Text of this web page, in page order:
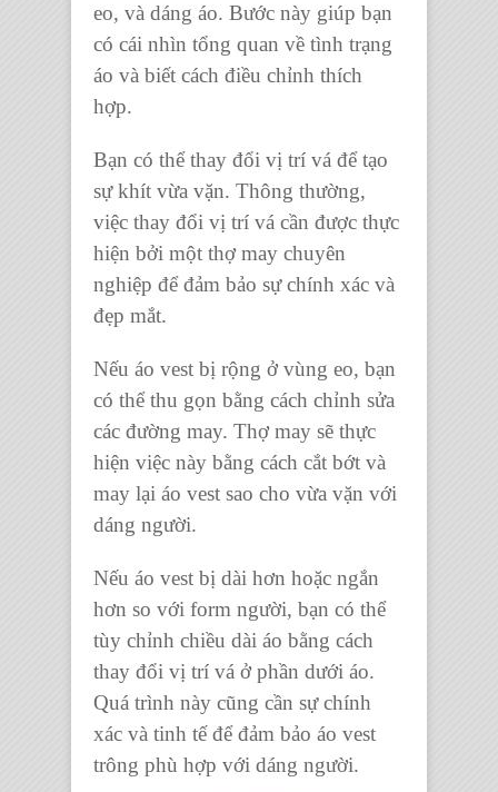
eo, và dáng áo. Bước này giúp bạn
có cái nhìn tổng quan về tình trạng
áo và biết cách điều chỉnh thích
hợp.
Bạn có thể thay đổi vị trí vá để tạo
sự khít vừa vặn. Thông thường,
việc thay đổi vị trí vá cần được thực
hiện bởi một thợ may chuyên
nghiệp để đảm bảo sự chính xác và
đẹp mắt.
Nếu áo vest bị rộng ở vùng eo, bạn
có thể thu gọn bằng cách chỉnh sửa
các đường may. Thợ may sẽ thực
hiện việc này bằng cách cắt bớt và
may lại áo vest sao cho vừa vặn với
dáng người.
Nếu áo vest bị dài hơn hoặc ngắn
hơn so với form người, bạn có thể
tùy chỉnh chiều dài áo bằng cách
thay đổi vị trí vá ở phần dưới áo.
Quá trình này cũng cần sự chính
xác và tinh tế để đảm bảo áo vest
trông phù hợp với dáng người.